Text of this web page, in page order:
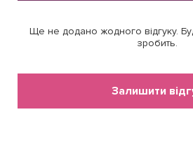
Ще не додано жодного відгуку.
зробить.
Залишити